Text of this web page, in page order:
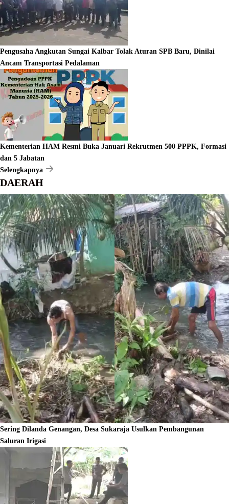
Pengusaha Angkutan Sungai Kalbar Tolak Aturan SPB Baru, Dinilai
Ancam Transportasi Pedalaman
Kementerian HAM Resmi Buka Januari Rekrutmen 500 PPPK, Formasi
dan 5 Jabatan
Selengkapnya
DAERAH
Sering Dilanda Genangan, Desa Sukaraja Usulkan Pembangunan
Saluran Irigasi